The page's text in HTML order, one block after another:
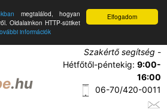
Elfogadom
megtalálod, hogyan
Oldalainkon HTTP-sütiket
információk
.hu
Szakértő segítség -
Hétfőtől-péntekig: 9:00-
16:00
06-70/420-0011